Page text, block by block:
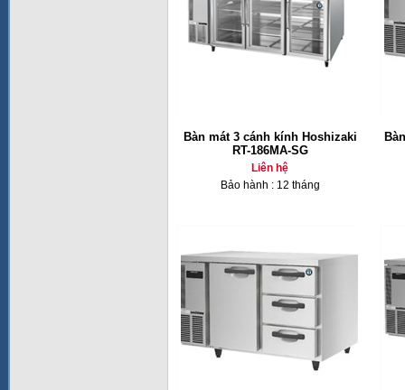
Bàn mát 3 cánh kính Hoshizaki
RT-186MA-SG
Liên hệ
Bảo hành : 12 tháng